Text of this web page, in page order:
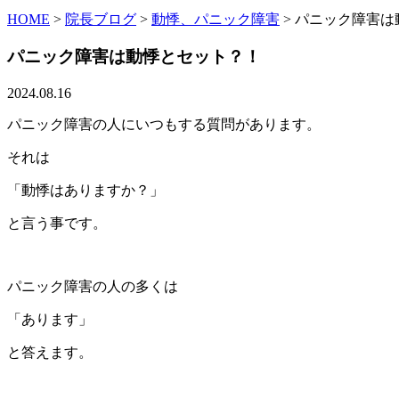
HOME > 院長ブログ > 動悸、パニック障害 > パニック障害は
パニック障害は動悸とセット？！
2024.08.16
パニック障害の人にいつもする質問があります。
それは
「動悸はありますか？」
と言う事です。
パニック障害の人の多くは
「あります」
と答えます。